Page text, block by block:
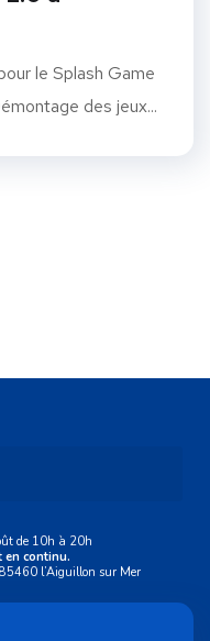
le Splash Game
des jeux...
de 10h à 20h
en continu.
l’Aiguillon sur Mer